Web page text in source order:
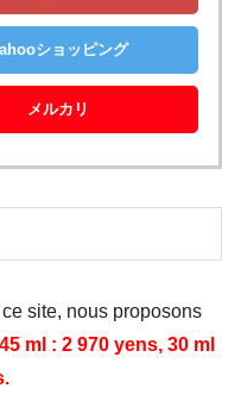
ショッピング
メルカリ
site, nous proposons
ml : 2 970 yens, 30 ml